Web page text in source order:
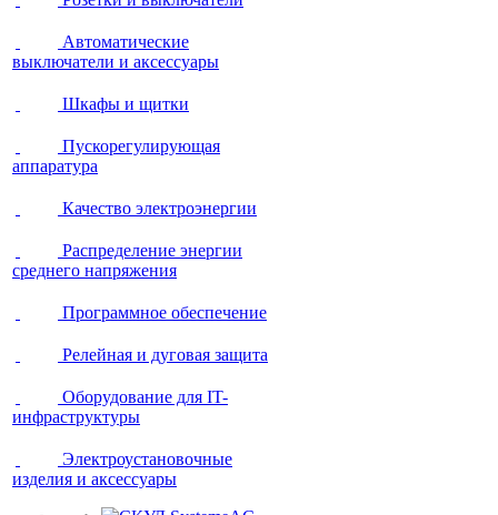
Автоматические
выключатели и аксессуары
Шкафы и щитки
Пускорегулирующая
аппаратура
Качество электроэнергии
Распределение энергии
среднего напряжения
Программное обеспечение
Релейная и дуговая защита
Оборудование для IT-
инфраструктуры
Электроустановочные
изделия и аксессуары